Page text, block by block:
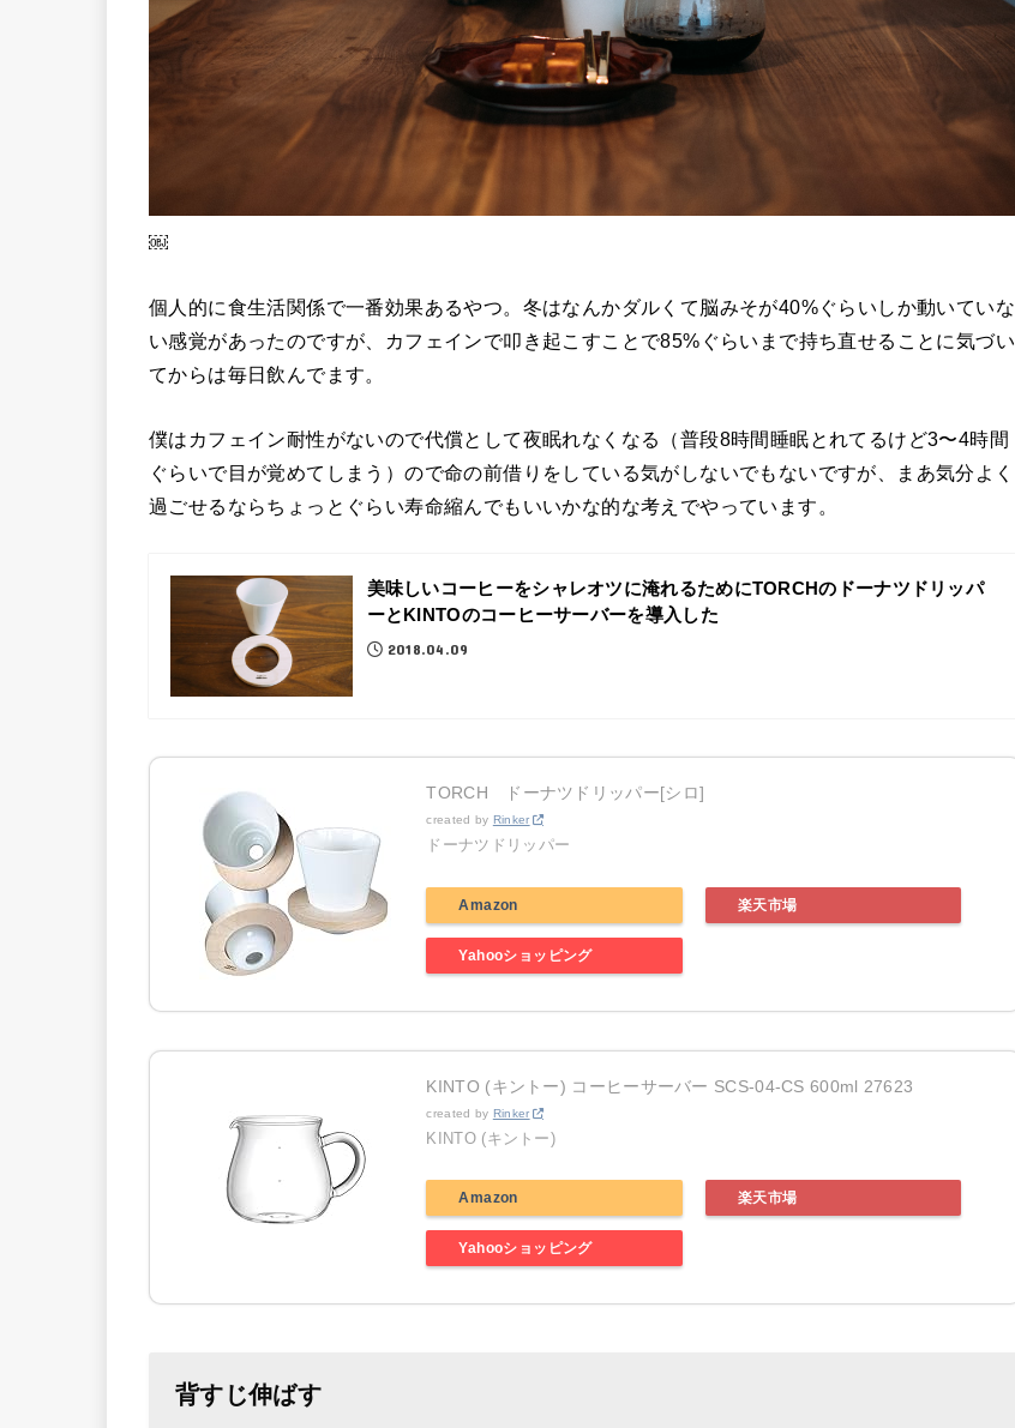
￼
個人的に食生活関係で一番効果あるやつ。冬はなんかダルくて脳みそが40%ぐらいしか動いていな
い感覚があったのですが、カフェインで叩き起こすことで85%ぐらいまで持ち直せることに気づい
てからは毎日飲んでます。
僕はカフェイン耐性がないので代償として夜眠れなくなる（普段8時間睡眠とれてるけど3〜4時間
ぐらいで目が覚めてしまう）ので命の前借りをしている気がしないでもないですが、まあ気分よく
過ごせるならちょっとぐらい寿命縮んでもいいかな的な考えでやっています。
美味しいコーヒーをシャレオツに淹れるためにTORCHのドーナツドリッパ
ーとKINTOのコーヒーサーバーを導入した
2018.04.09
TORCH ドーナツドリッパー[シロ]
created by Rinker
ドーナツドリッパー
Amazon 楽天市場
Yahooショッピング
KINTO (キントー) コーヒーサーバー SCS-04-CS 600ml 27623
created by Rinker
KINTO (キントー)
Amazon 楽天市場
Yahooショッピング
背すじ伸ばす